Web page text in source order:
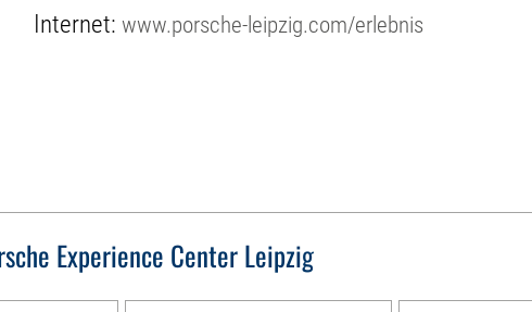
Internet:www.porsche-leipzig.com/erlebnis
Experience Center Leipzig